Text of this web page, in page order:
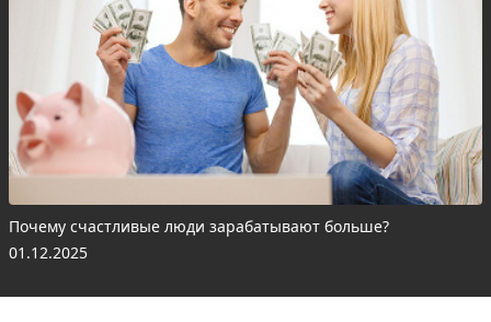
Почему счастливые люди зарабатывают больше?
01.12.2025